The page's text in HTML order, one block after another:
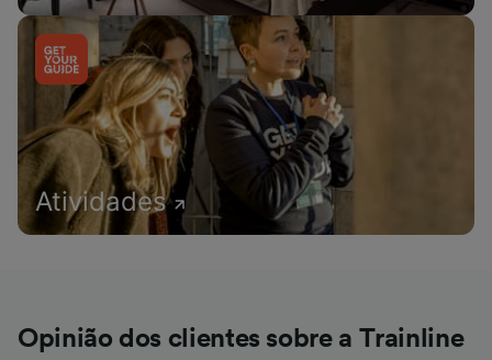
Atividades
Opinião dos clientes sobre a Trainline